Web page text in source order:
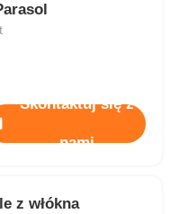
Skontaktuj się z
nami
z włókna